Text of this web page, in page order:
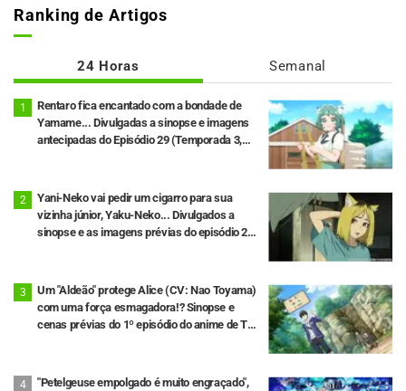
Ranking de Artigos
24 Horas Semanal
Rentaro fica encantado com a bondade de
Yamame... Divulgadas a sinopse e imagens
antecipadas do Episódio 29 (Temporada 3,
Yani-Neko vai pedir um cigarro para sua
vizinha júnior, Yaku-Neko... Divulgados a
sinopse e as imagens prévias do episódio 2
Um "Aldeão" protege Alice (CV: Nao Toyama)
com uma força esmagadora!? Sinopse e
cenas prévias do 1º episódio do anime de TV
"Petelgeuse empolgado é muito engraçado",